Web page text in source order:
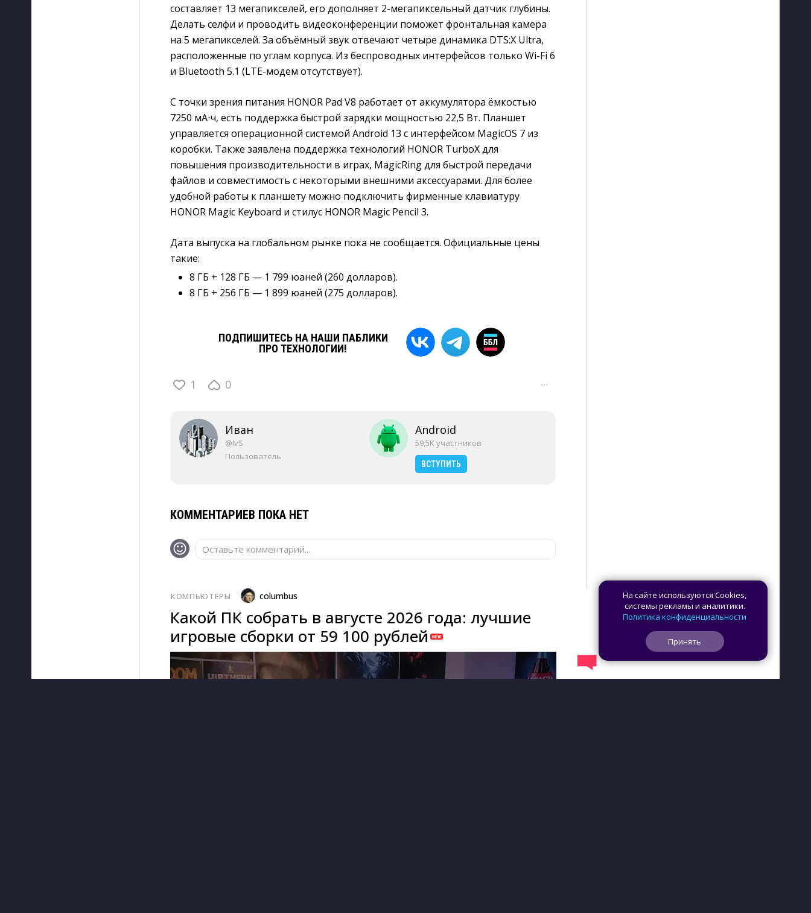
составляет 13 мегапикселей, его дополняет 2-мегапиксельный датчик глубины.
Делать селфи и проводить видеоконференции поможет фронтальная камера
на 5 мегапикселей. За объёмный звук отвечают четыре динамика DTS:X Ultra,
расположенные по углам корпуса. Из беспроводных интерфейсов только Wi-Fi 6
и Bluetooth 5.1 (LTE-модем отсутствует).
С точки зрения питания HONOR Pad V8 работает от аккумулятора ёмкостью
7250 мА⋅ч, есть поддержка быстрой зарядки мощностью 22,5 Вт. Планшет
управляется операционной системой Android 13 с интерфейсом MagicOS 7 из
коробки. Также заявлена поддержка технологий HONOR TurboX для
повышения производительности в играх, MagicRing для быстрой передачи
файлов и совместимость с некоторыми внешними аксессуарами. Для более
удобной работы к планшету можно подключить фирменные клавиатуру
HONOR Magic Keyboard и стилус HONOR Magic Pencil 3.
Дата выпуска на глобальном рынке пока не сообщается. Официальные цены
такие:
8 ГБ + 128 ГБ — 1 799 юаней (260 долларов).
8 ГБ + 256 ГБ — 1 899 юаней (275 долларов).
ПОДПИШИТЕСЬ НА НАШИ ПАБЛИКИ
ПРО ТЕХНОЛОГИИ!
1 0 ···
Иван
@IvS
Пользователь
Android
59,5K участников
ВСТУПИТЬ
КОММЕНТАРИЕВ ПОКА НЕТ
Оставьте комментарий...
КОМПЬЮТЕРЫ columbus
Какой ПК собрать в августе 2026 года: лучшие
игровые сборки от 59 100 рублей
На сайте используются Cookies,
системы рекламы и аналитики.
Политика конфиденциальности
Принять